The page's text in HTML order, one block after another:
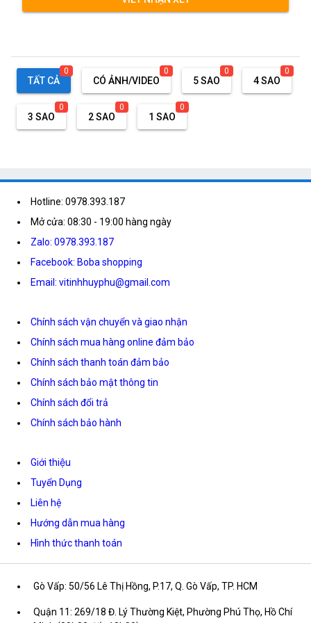
TẤT CẢ
0
CÓ ẢNH/VIDEO
0
5 SAO
0
4 SAO
0
3 SAO
0
2 SAO
0
1 SAO
0
Hotline: 0978.393.187
Mở cửa: 08:30 - 19:00 hàng ngày
Zalo: 0978.393.187
Facebook: Boba shopping
Email: vitinhhuyphu@gmail.com
Chính sách vận chuyển và giao nhận
Chính sách mua hàng online đảm bảo
Chính sách thanh toán đảm bảo
Chính sách bảo mật thông tin
Chính sách đổi trả
Chính sách bảo hành
Giới thiệu
Tuyển Dụng
Liên hệ
Hướng dẫn mua hàng
Hình thức thanh toán
Gò Vấp: 50/56 Lê Thị Hồng, P.17, Q. Gò Vấp, TP. HCM
Quận 11: 269/18 Đ. Lý Thường Kiệt, Phường Phú Thọ, Hồ Chí